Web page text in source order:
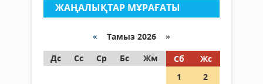
ЖАҢАЛЫҚТАР МҰРАҒАТЫ
« Тамыз 2026 »
Дс
Сс Ср Бс Жм Сб
Жс
1
2